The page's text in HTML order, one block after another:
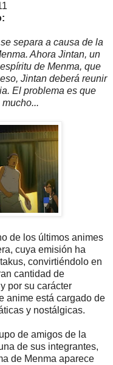
separa a causa de la
Ahora Jintan, un
de Menma, que
Jintan deberá reunir
El problema es que
de los últimos animes
cuya emisión ha
convirtiéndolo en
cantidad de
por su carácter
anime está cargado de
y nostálgicas.
de amigos de la
de sus integrantes,
de Menma aparece